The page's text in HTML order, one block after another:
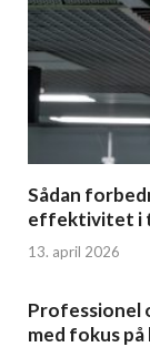
Sådan
effektivitet i
13. april 2026
Professionel
med fokus